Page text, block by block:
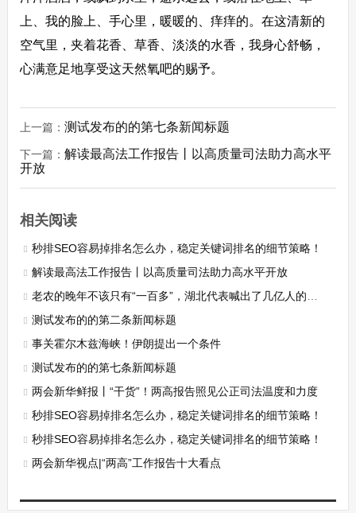
上、我的脸上、手心里，暖暖的、痒痒的。在这清新的
空气里，夹着花香、草香、淡淡的水香，我身心舒畅，
心满意足地享受这天然氧吧的赐予。
上一篇： 测试发布的的第七条新闻标题
下一篇： 解读最高法工作报告丨以高质量司法助力高水平
开放
相关阅读
秒排SEO容易掉排名怎么办，稳定关键词排名的细节策略！
解读最高法工作报告丨以高质量司法助力高水平开放
老农的晚年不该只有“一百多”，湖北代表喊出了几亿人的心声
测试发布的的第二条新闻标题
事关霍尔木兹海峡！伊朗提出一个条件
测试发布的的第七条新闻标题
两会新华鲜报丨“干货”！两高报告照见公正司法温度和力度
秒排SEO容易掉排名怎么办，稳定关键词排名的细节策略！
秒排SEO容易掉排名怎么办，稳定关键词排名的细节策略！
两会新华视点|“两高”工作报告十大看点